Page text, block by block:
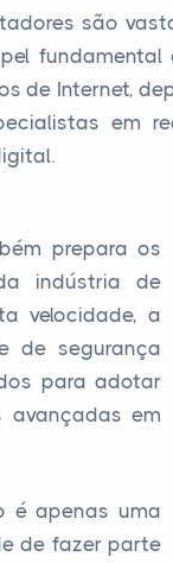
são
de Internet,
em
prepara os
indústria de
velocidade, a
de segurança
para adotar
avançadas em
é apenas uma
de fazer parte